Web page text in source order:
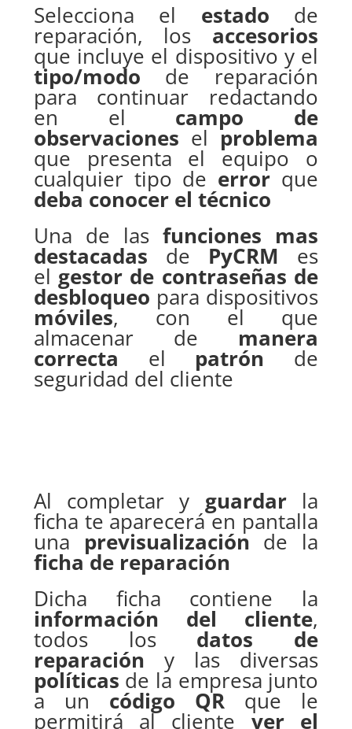
Selecciona el estado de
reparación, los accesorios
que incluye el dispositivo y el
tipo/modo de reparación
para continuar redactando
en el campo de
observaciones elproblema
que presenta el equipo o
cualquier tipo de error que
deba conocer el técnico
Una de lasfunciones mas
destacadas de PyCRM es
el gestor de contraseñas de
desbloqueo para dispositivos
móviles, con el que
almacenar de manera
correcta el patrón de
seguridad del cliente
Al completar y guardarla
ficha te aparecerá en pantalla
una previsualización de la
ficha de reparación
Dicha ficha contiene la
información del cliente,
todos los datos de
reparación y las diversas
políticas de la empresa junto
a un código QR que le
permitirá al cliente ver el